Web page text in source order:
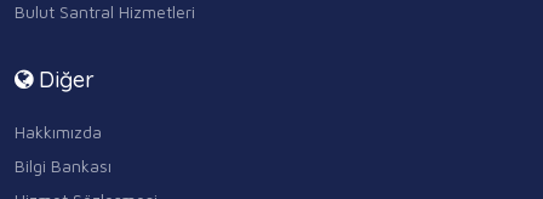
Bulut Santral Hizmetleri
Diğer
Hakkımızda
Bilgi Bankası